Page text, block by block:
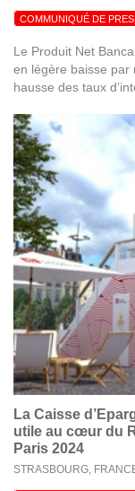
COMMUNIQUÉ DE
Le Produit Net
en légère baisse par
hausse des taux
La Caisse
utile au cœur du
Paris 2024
STRASBOURG,